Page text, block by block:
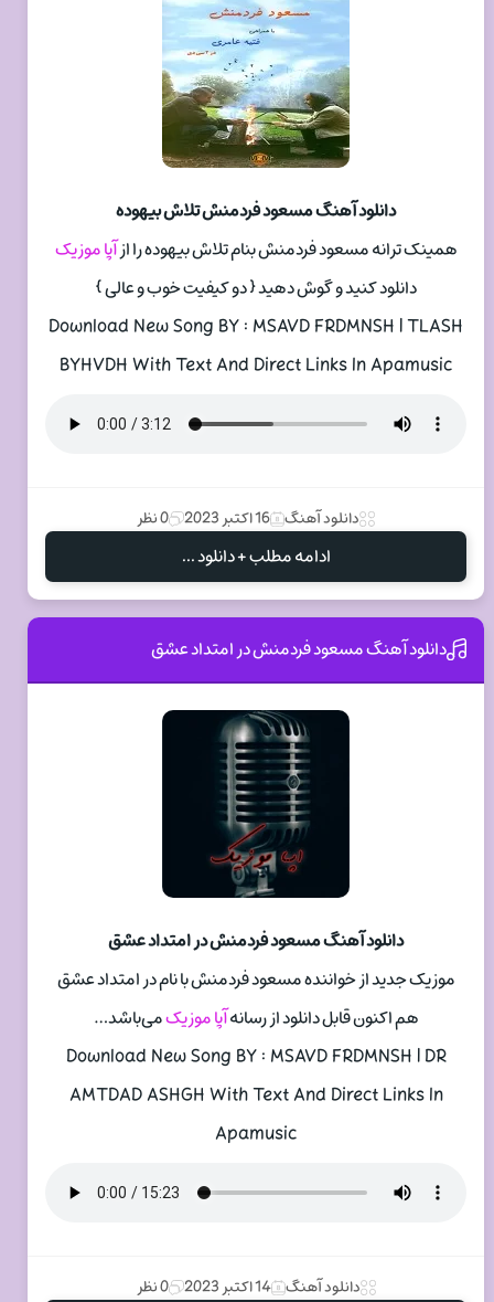
دانلود آهنگ مسعود فردمنش تلاش بیهوده
همینک ترانه مسعود فردمنش بنام تلاش بیهوده را ازآپا موزیک
دانلود کنید و گوش دهید { دو کیفیت خوب و عالی }
Download New Song BY : MSAVD FRDMNSH | TLASH
BYHVDH With Text And Direct Links In Apamusic
دانلود آهنگ 16 اکتبر 2023 0 نظر
ادامه مطلب + دانلود ...
دانلود آهنگ مسعود فردمنش در امتداد عشق
دانلود آهنگ مسعود فردمنش در امتداد عشق
موزیک جدید از خواننده مسعود فردمنش با نام در امتداد عشق
هم اکنون قابل دانلود از رسانهآپا موزیکمی‌باشد…
Download New Song BY : MSAVD FRDMNSH | DR
AMTDAD ASHGH With Text And Direct Links In
Apamusic
دانلود آهنگ 14 اکتبر 2023 0 نظر